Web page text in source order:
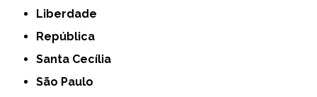
Liberdade
República
Santa Cecília
São Paulo